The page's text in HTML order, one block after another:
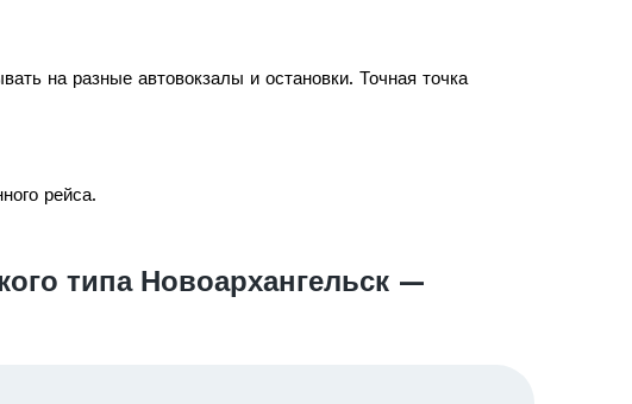
на разные автовокзалы и остановки. Точная точка
рейса.
типа Новоархангельск —